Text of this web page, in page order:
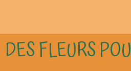
DES FLEURS